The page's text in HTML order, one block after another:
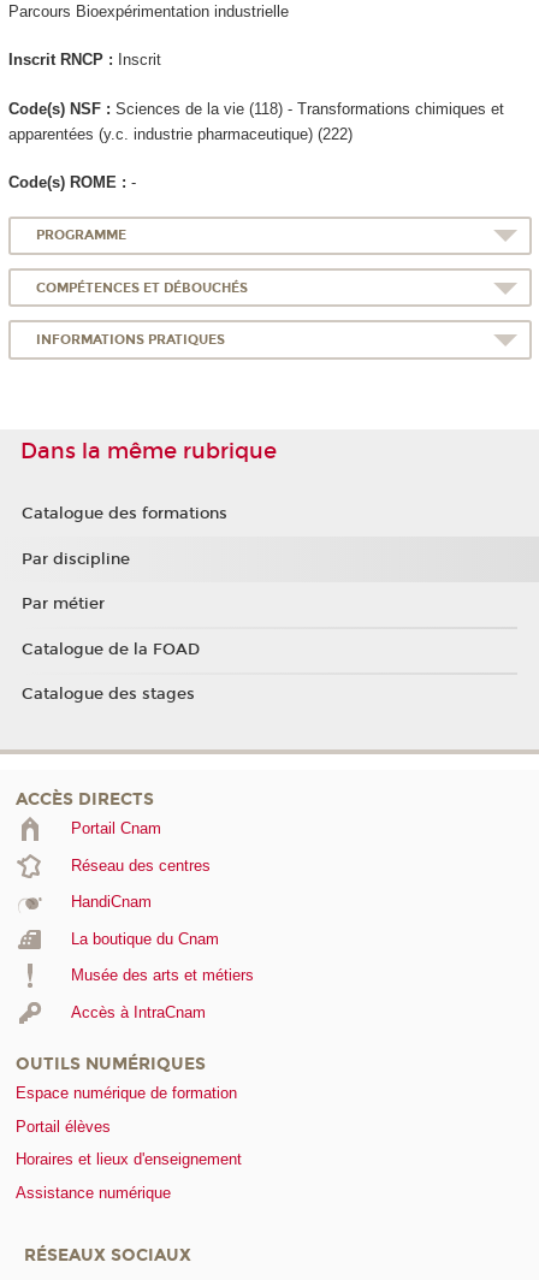
Parcours Bioexpérimentation industrielle
Inscrit RNCP: Inscrit
Code(s) NSF : Sciences de la vie (118) - Transformations chimiques et
apparentées (y.c. industrie pharmaceutique) (222)
Code(s) ROME : -
PROGRAMME
COMPÉTENCES ET DÉBOUCHÉS
INFORMATIONS PRATIQUES
Dans la même rubrique
Catalogue des formations
Par discipline
Par métier
Catalogue de la FOAD
Catalogue des stages
ACCÈS DIRECTS
Portail Cnam
Réseau des centres
HandiCnam
La boutique du Cnam
Musée des arts et métiers
Accès à IntraCnam
OUTILS NUMÉRIQUES
Espace numérique de formation
Portail élèves
Horaires et lieux d'enseignement
Assistance numérique
RÉSEAUX SOCIAUX